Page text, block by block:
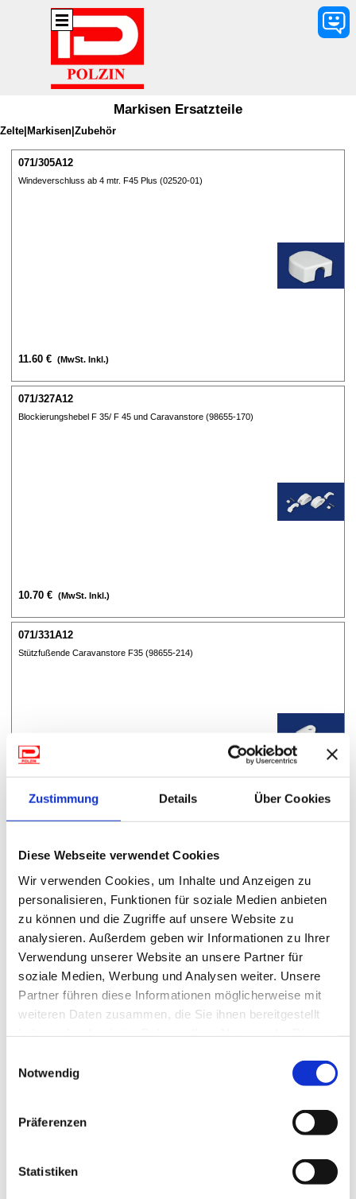
Zustimmung Details Über Cookies
Diese Webseite verwendet Cookies
Wir verwenden Cookies, um Inhalte und Anzeigen zu
personalisieren, Funktionen für soziale Medien anbieten
zu können und die Zugriffe auf unsere Website zu
analysieren. Außerdem geben wir Informationen zu Ihrer
Verwendung unserer Website an unsere Partner für
soziale Medien, Werbung und Analysen weiter. Unsere
Partner führen diese Informationen möglicherweise mit
weiteren Daten zusammen, die Sie ihnen bereitgestellt
Notwendig
Präferenzen
Statistiken
Direkt zum Seiteninhalt
Menü überspringen
Markisen Ersatzteile
Zelte|Markisen|Zubehör
071/305A12
Windeverschluss ab 4 mtr. F45 Plus (02520-01)
11.60 € (MwSt. Inkl.)
071/327A12
Blockierungshebel F 35/ F 45 und Caravanstore (98655-170)
10.70 € (MwSt. Inkl.)
071/331A12
Stützfußende Caravanstore F35 (98655-214)
Frontblendenverschluss rechts F45 Plus / F50
0.00 € (MwSt. Inkl.)
Endkappe rechts Brutsert 2000